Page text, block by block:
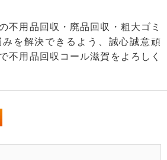
不用品回収・廃品回収・粗大ゴミ
を解決できるよう、誠心誠意頑
不用品回収コール滋賀をよろしく